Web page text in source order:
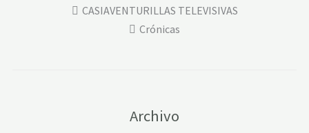
CASIAVENTURILLAS TELEVISIVAS
Crónicas
Archivo